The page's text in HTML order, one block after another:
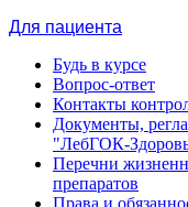
Для пациента
Будь в курсе
Вопрос-ответ
Контакты
Документы,
"ЛебГОК-
Перечни
препаратов
Права и